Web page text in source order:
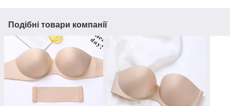
Подібні товари компанії